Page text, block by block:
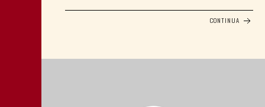
CONTINUA